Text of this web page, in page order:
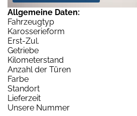
Allgemeine Daten:
Fahrzeugtyp
Karosserieform
Erst-Zul.
Getriebe
Kilometerstand
Anzahl der Türen
Farbe
Standort
Lieferzeit
Unsere Nummer